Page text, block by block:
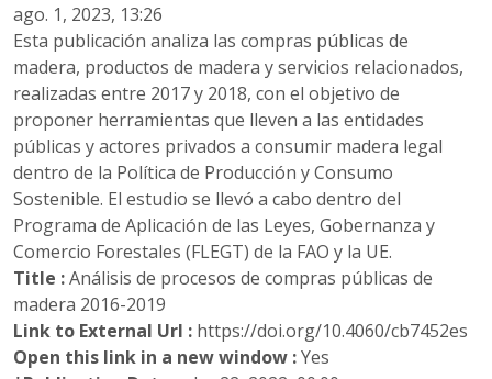
ago. 1, 2023, 13:26
Esta publicación analiza las compras públicas de
madera, productos de madera y servicios relacionados,
realizadas entre 2017 y 2018, con el objetivo de
proponer herramientas que lleven a las entidades
públicas y actores privados a consumir madera legal
dentro de la Política de Producción y Consumo
Sostenible. El estudio se llevó a cabo dentro del
Programa de Aplicación de las Leyes, Gobernanza y
Comercio Forestales (FLEGT) de la FAO y la UE.
Title :Análisis de procesos de compras públicas de
madera 2016-2019
Link to External Url : https://doi.org/10.4060/cb7452es
Open this link in a new window :Yes